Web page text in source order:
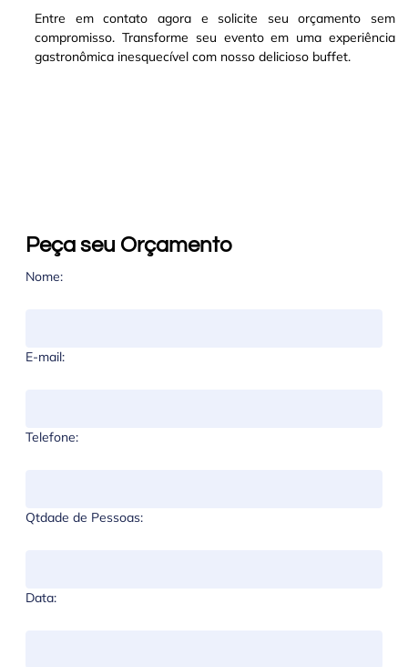
Entre em contato agora e solicite seu orçamento sem
compromisso. Transforme seu evento em uma experiência
gastronômica inesquecível com nosso delicioso buffet.
Peça seu Orçamento
Nome:
E-mail:
Telefone:
Qtdade de Pessoas:
Data: